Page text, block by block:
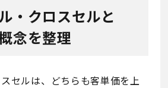
・クロスセルと
念を整理
セルは、どちらも客単価を上